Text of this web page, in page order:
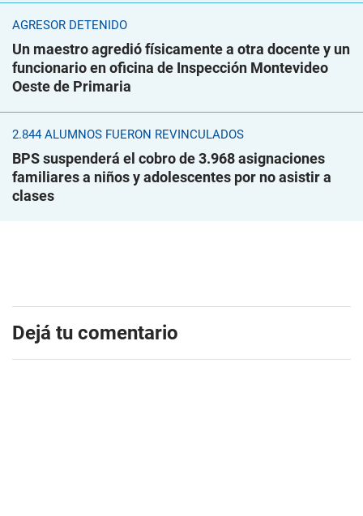
AGRESOR DETENIDO
Un maestro agredió físicamente a otra docente y un
funcionario en oficina de Inspección Montevideo
Oeste de Primaria
2.844 ALUMNOS FUERON REVINCULADOS
BPS suspenderá el cobro de 3.968 asignaciones
familiares a niños y adolescentes por no asistir a
clases
Dejá tu comentario